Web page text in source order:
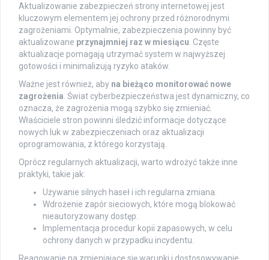
Aktualizowanie zabezpieczeń strony internetowej jest
kluczowym elementem jej ochrony przed różnorodnymi
zagrożeniami. Optymalnie, zabezpieczenia powinny być
aktualizowane przynajmniej raz w miesiącu . Częste
aktualizacje pomagają utrzymać system w najwyższej
gotowości i minimalizują ryzyko ataków.
Ważne jest również, aby na bieżąco monitorować nowe
zagrożenia . Świat cyberbezpieczeństwa jest dynamiczny, co
oznacza, że zagrożenia mogą szybko się zmieniać.
Właściciele stron powinni śledzić informacje dotyczące
nowych luk w zabezpieczeniach oraz aktualizacji
oprogramowania, z którego korzystają.
Oprócz regularnych aktualizacji, warto wdrożyć także inne
praktyki, takie jak:
Używanie silnych haseł i ich regularna zmiana.
Wdrożenie zapór sieciowych, które mogą blokować
nieautoryzowany dostęp.
Implementacja procedur kopii zapasowych, w celu
ochrony danych w przypadku incydentu.